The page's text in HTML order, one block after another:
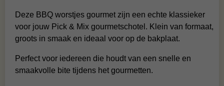
Deze BBQ worstjes gourmet zijn een echte klassieker
voor jouw Pick & Mix gourmetschotel. Klein van formaat,
groots in smaak en ideaal voor op de bakplaat.
Perfect voor iedereen die houdt van een snelle en
smaakvolle bite tijdens het gourmetten.